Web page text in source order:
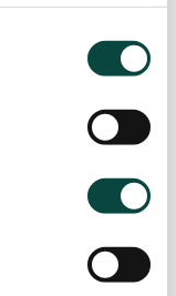
konkluderte
trafikken på
%, og at det
er grunn til å
av
går dårlig.
på
i